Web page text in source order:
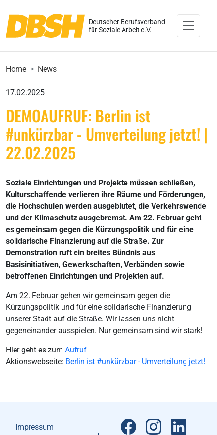
Deutscher Berufsverband
für Soziale Arbeit e.V.
Home News
17.02.2025
DEMOAUFRUF: Berlin ist
#unkürzbar - Umverteilung jetzt! |
22.02.2025
Soziale Einrichtungen und Projekte müssen schließen,
Kulturschaffende verlieren ihre Räume und Förderungen,
die Hochschulen werden ausgeblutet, die Verkehrswende
und der Klimaschutz ausgebremst. Am 22. Februar geht
es gemeinsam gegen die Kürzungspolitik und für eine
solidarische Finanzierung auf die Straße. Zur
Demonstration ruft ein breites Bündnis aus
Basisinitiativen, Gewerkschaften, Verbänden sowie
betroffenen Einrichtungen und Projekten auf.
Am 22. Februar gehen wir gemeinsam gegen die
Kürzungspolitik und für eine solidarische Finanzierung
unserer Stadt auf die Straße. Wir lassen uns nicht
gegeneinander ausspielen. Nur gemeinsam sind wir stark!
Hier geht es zum Aufruf
Aktionswebseite: Berlin ist #unkürzbar - Umverteilung jetzt!
Impressum